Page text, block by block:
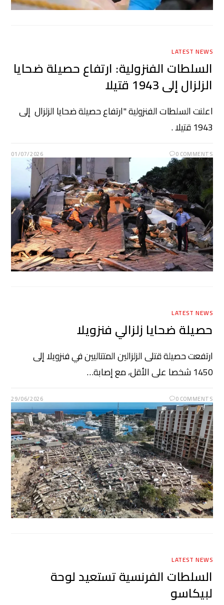
LATEST NEWS
السلطات الفنزولية: ارتفاع حصيلة ضحايا
الزلزال إلى 1943 قتيلا
اعلنت السلطات الفنزولية "ارتفاع حصيلة ضحايا الزلزال إلى
1943 قتيلا .
0 COMMENTS
01/07/2026
LATEST NEWS
حصيلة ضحايا زلزالي فنزويلا
ارتفعت حصيلة قتلى الزلزالين المتتاليين في فنزويلا إلى
1450 شخصا على الأقل، مع إصابة…
0 COMMENTS
29/06/2026
LATEST NEWS
السلطات الفرنسية تستعيد لوحة
لبيكاسو